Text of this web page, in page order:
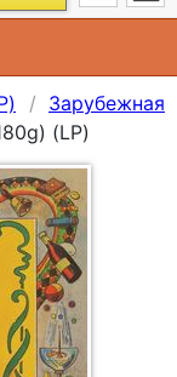
Зарубежная
(LP)